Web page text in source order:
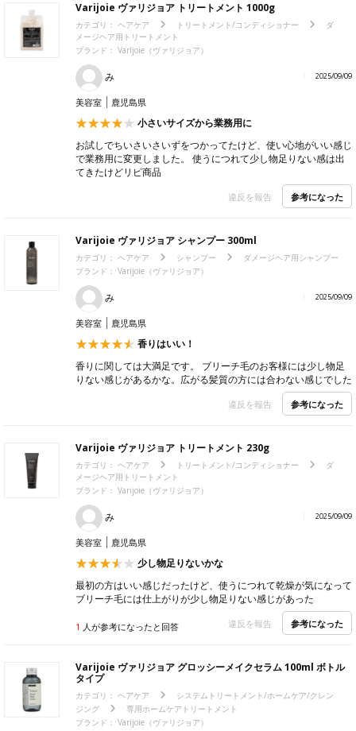
Varijoie ヴァリジョア トリートメント 1000g
カテゴリ： ヘアケア トリートメント/コンディショナー
ダ
メージヘア用トリートメント
ブランド： Varijoie（ヴァリジョア）
み 2025/09/09
美容室 鹿児島県
小さいサイズから業務用に
お試しでちいさいさいずをつかってたけど、使い心地がいい感じ
で業務用に変更しました。 使うにつれて少し物足りない感は出
てきたけどリピ商品
違反を報告 参考になった
Varijoie ヴァリジョア シャンプー 300ml
カテゴリ： ヘアケア シャンプー
ダメージヘア用シャンプー
ブランド： Varijoie（ヴァリジョア）
み 2025/09/09
美容室 鹿児島県
香りはいい！
香りに関しては大満足です。 ブリーチ毛のお客様には少し物足
りない感じがあるかな。広がる髪質の方には合わない感じでした
違反を報告 参考になった
Varijoie ヴァリジョア トリートメント 230g
カテゴリ： ヘアケア トリートメント/コンディショナー
ダ
メージヘア用トリートメント
ブランド： Varijoie（ヴァリジョア）
み 2025/09/09
美容室 鹿児島県
少し物足りないかな
最初の方はいい感じだったけど、使うにつれて乾燥が気になって
ブリーチ毛には仕上がりが少し物足りない感じがあった
1 人が参考になったと回答 違反を報告 参考になった
Varijoie ヴァリジョア グロッシーメイクセラム 100ml ボトル
タイプ
カテゴリ： ヘアケア
システムトリートメント/ホームケア/クレン
ジング
専用ホームケアトリートメント
ブランド： Varijoie（ヴァリジョア）